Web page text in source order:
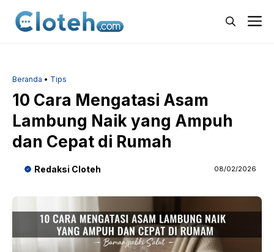
Beranda • Tips
10 Cara Mengatasi Asam
Lambung Naik yang Ampuh
dan Cepat di Rumah
Redaksi Cloteh 08/02/2026